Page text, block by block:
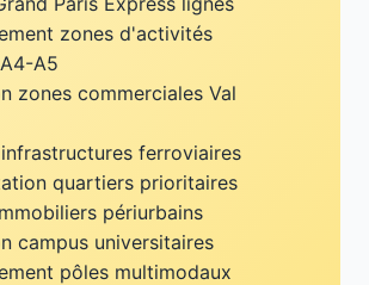
zones d'activités
A5
zones commerciales Val
ferroviaires
quartiers prioritaires
périurbains
campus universitaires
pôles multimodaux